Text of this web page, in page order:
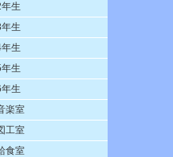
生
生
生
生
生
楽室
工室
食室